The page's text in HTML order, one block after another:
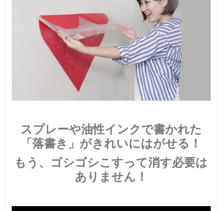
スプレーや油性インクで書かれた
「落書き」がきれいにはがせる！
もう、ゴシゴシこすって消す必要は
ありません！